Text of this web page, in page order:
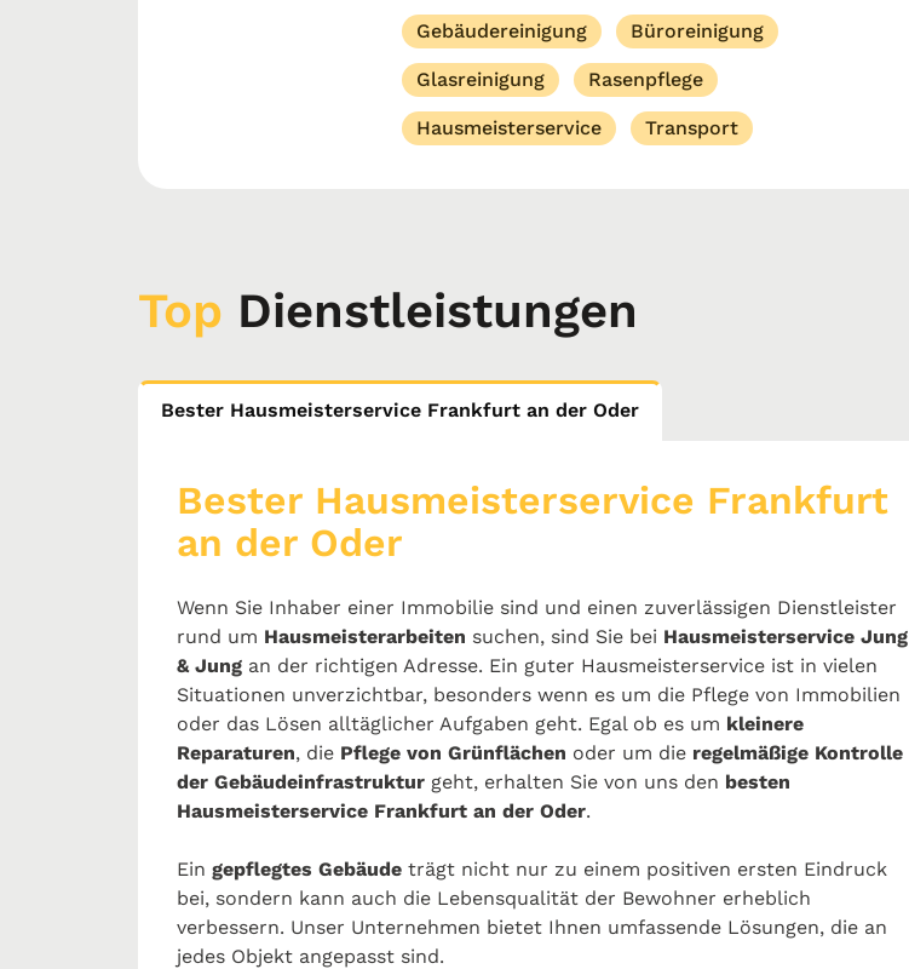
Gebäudereinigung Büroreinigung
Glasreinigung Rasenpflege
Hausmeisterservice Transport
Top Dienstleistungen
Bester Hausmeisterservice Frankfurt an der Oder
Bester Hausmeisterservice Frankfurt
an der Oder
Wenn Sie Inhaber einer Immobilie sind und einen zuverlässigen Dienstleister
rund um Hausmeisterarbeiten suchen, sind Sie bei Hausmeisterservice Jung
& Jung an der richtigen Adresse. Ein guter Hausmeisterservice ist in vielen
Situationen unverzichtbar, besonders wenn es um die Pflege von Immobilien
oder das Lösen alltäglicher Aufgaben geht. Egal ob es um kleinere
Reparaturen, die Pflege von Grünflächen oder um die regelmäßige Kontrolle
der Gebäudeinfrastruktur geht, erhalten Sie von uns den besten
Hausmeisterservice Frankfurt an der Oder.
Ein gepflegtes Gebäude trägt nicht nur zu einem positiven ersten Eindruck
bei, sondern kann auch die Lebensqualität der Bewohner erheblich
verbessern. Unser Unternehmen bietet Ihnen umfassende Lösungen, die an
jedes Objekt angepasst sind.